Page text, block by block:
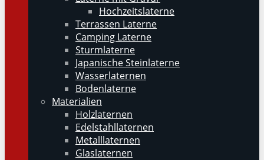
Hochzeitslaterne
Terrassen Laterne
Camping Laterne
Sturmlaterne
Japanische Steinlaterne
Wasserlaternen
Bodenlaterne
Materialien
Holzlaternen
Edelstahllaternen
Metalllaternen
Glaslaternen